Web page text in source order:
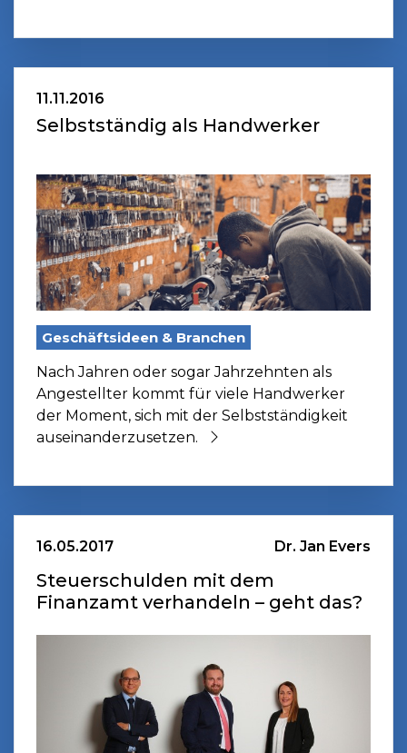
11.11.2016
Selbstständig als Handwerker
Geschäftsideen & Branchen
Nach Jahren oder sogar Jahrzehnten als
Angestellter kommt für viele Handwerker
der Moment, sich mit der Selbstständigkeit
auseinanderzusetzen.
16.05.2017 Dr. Jan Evers
Steuerschulden mit dem
Finanzamt verhandeln – geht das?